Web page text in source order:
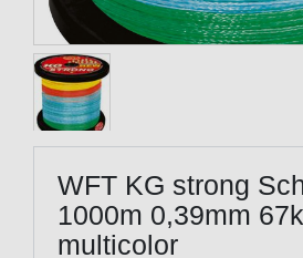
WFT KG strong
1000m 0,39mm
multicolor